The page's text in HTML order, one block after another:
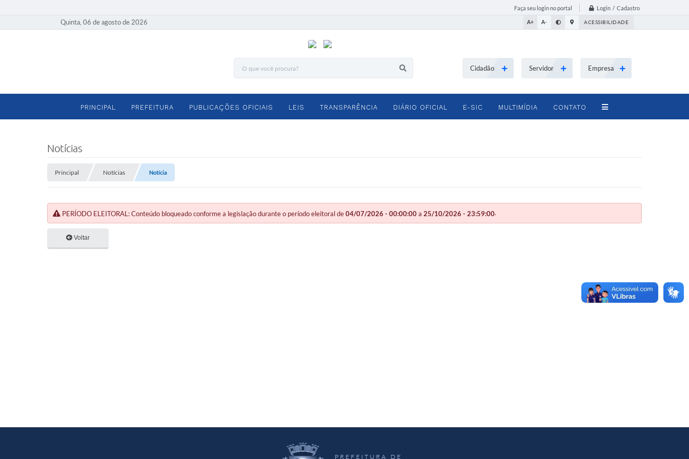
Faça seu login no portal Login / Cadastro
Quinta, 06 de agosto de 2026 A+ A- ACESSIBILIDADE
Cidadão Servidor Empresa
PRINCIPAL PREFEITURA PUBLICAÇÕES OFICIAIS LEIS TRANSPARÊNCIA DIÁRIO OFICIAL E-SIC MULTIMÍDIA CONTATO
Notícias
Principal Notícias Notícia
PERÍODO ELEITORAL: Conteúdo bloqueado conforme a legislação durante o período eleitoral de04/07/2026 - 00:00:00a 25/10/2026 - 23:59:00.
Voltar